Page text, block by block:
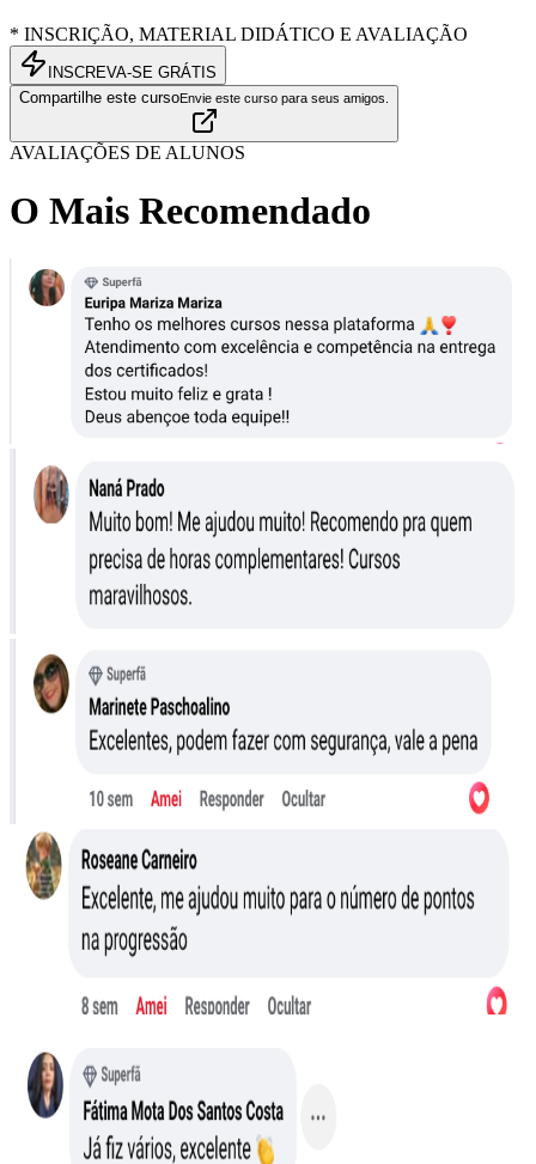
* INSCRIÇÃO, MATERIAL DIDÁTICO E AVALIAÇÃO
INSCREVA-SE GRÁTIS
Compartilhe este cursoEnvie este curso para seus amigos.
AVALIAÇÕES DE ALUNOS
O Mais Recomendado